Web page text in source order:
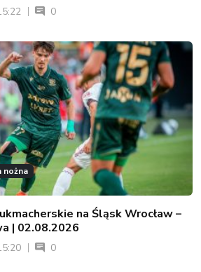
0
nożna
na Śląsk Wrocław –
| 02.08.2026
0